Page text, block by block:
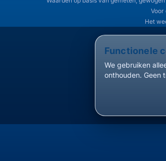
Voor
Het
Functionele
We gebruiken
onthouden. Geen